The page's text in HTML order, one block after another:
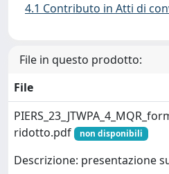
4.1 Contributo in Atti di
File in questo prodotto:
File
ridotto.pdf
non disponibili
Descrizione: presentazione